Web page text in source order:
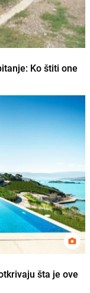
Ko štiti one
šta je ove